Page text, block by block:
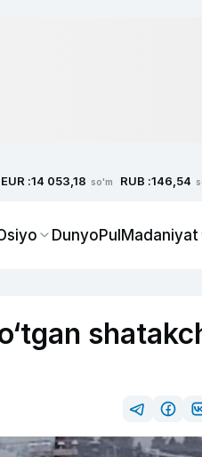
EUR :14 053,18 so'm RUB :146,54
DunyoPulMadaniyat